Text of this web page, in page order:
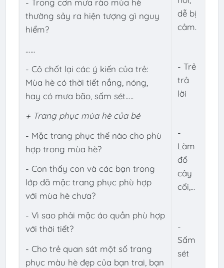
- Trong cơn mưa rào mùa hè
thường sảy ra hiện tượng gì nguy
hiểm?
……
- Cô chốt lại các ý kiến của trẻ:
Mùa hè có thời tiết nắng, nóng,
hay có mưa bão, sấm sét…..
+ Trang phục mùa hè của bé
- Mặc trang phục thế nào cho phù
hợp trong mùa hè?
- Con thấy con và các bạn trong
lớp đã mặc trang phục phù hợp
với mùa hè chưa?
- Vì sao phải mặc áo quần phù hợp
với thời tiết?
- Cho trẻ quan sát một số trang
phục màu hè đẹp của bạn trai, bạn
dễ bị
cảm.
- Trẻ
trả
lời
-
Làm
đổ
cây
cối,...
-
Sấm
sét